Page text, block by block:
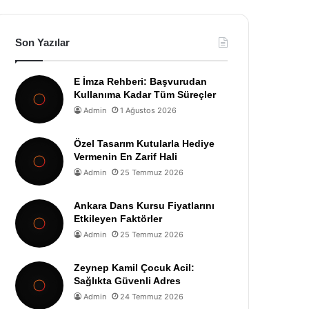
Son Yazılar
E İmza Rehberi: Başvurudan
Kullanıma Kadar Tüm Süreçler
Admin 1 Ağustos 2026
Özel Tasarım Kutularla Hediye
Vermenin En Zarif Hali
Admin 25 Temmuz 2026
Ankara Dans Kursu Fiyatlarını
Etkileyen Faktörler
Admin 25 Temmuz 2026
Zeynep Kamil Çocuk Acil:
Sağlıkta Güvenli Adres
Admin 24 Temmuz 2026